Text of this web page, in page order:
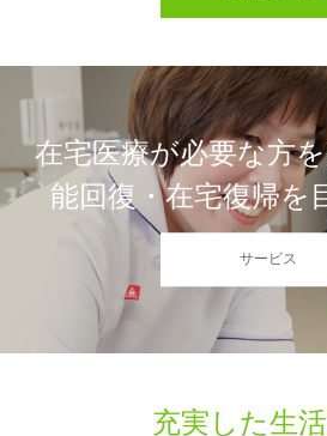
在宅医療が必要な方
能回復・在宅復帰を
サービス
充実した生